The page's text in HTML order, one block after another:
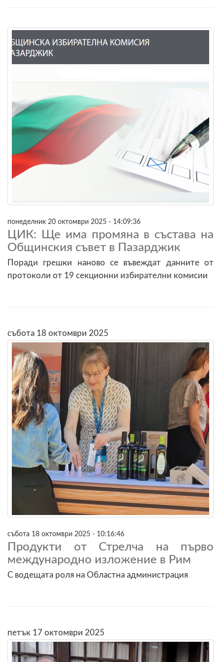
понеделник 20 октомври 2025 - 14:09:36
ЦИК: Ще има промяна в състава на
Общинския съвет в Пазарджик
Поради грешки наново се въвеждат данните от
протоколи от 19 секционни избирателни комисии
събота 18 октомври 2025
събота 18 октомври 2025 - 10:16:46
Продукти от Стрелча на първо
международно изложение в Рим
С водещата роля на Областна администрация
петък 17 октомври 2025